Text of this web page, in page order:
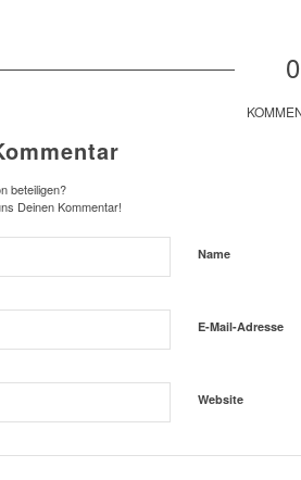
0
beteiligen?
Deinen Kommentar!
Name
E-Mail-Adresse
Website